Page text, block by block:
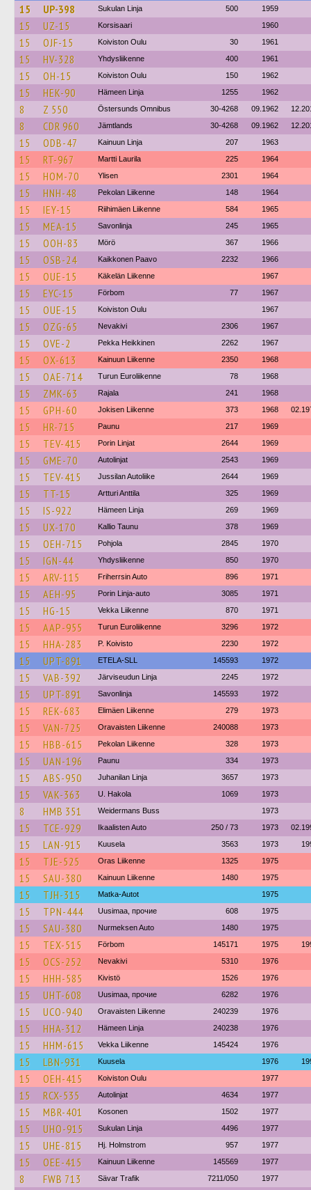
15 UP-398 Sukulan Linja 500 1959
15 UZ-15 Korsisaari 1960
15 OJF-15 Koiviston Oulu 30 1961
15 HV-328 Yhdysliikenne 400 1961
15 OH-15 Koiviston Oulu 150 1962
15 HEK-90 Hämeen Linja 1255 1962
8 Z 550 Östersunds Omnibus 30-4268 09.1962
8 CDR 960 Jämtlands 30-4268 09.1962
15 ODB-47 Kainuun Linja 207 1963
15 RT-967 Martti Laurila 225 1964
15 HOM-70 Ylisen 2301 1964
15 HNH-48 Pekolan Liikenne 148 1964
15 IEY-15 Riihimäen Liikenne 584 1965
15 MEA-15 Savonlinja 245 1965
15 OOH-83 Mörö 367 1966
15 OSB-24 Kaikkonen Paavo 2232 1966
15 OUE-15 Käkelän Liikenne 1967
15 EYC-15 Förbom 77 1967
15 OUE-15 Koiviston Oulu 1967
15 OZG-65 Nevakivi 2306 1967
15 OVE-2 Pekka Heikkinen 2262 1967
15 OX-613 Kainuun Liikenne 2350 1968
15 OAE-714 Turun Euroliikenne 78 1968
15 ZMK-63 Rajala 241 1968
15 GPH-60 Jokisen Liikenne 373 1968
15 HR-715 Paunu 217 1969
15 TEV-415 Porin Linjat 2644 1969
15 GME-70 Autolinjat 2543 1969
15 TEV-415 Jussilan Autoliike 2644 1969
15 TT-15 Artturi Anttila 325 1969
15 IS-922 Hämeen Linja 269 1969
15 UX-170 Kallio Taunu 378 1969
15 OEH-715 Pohjola 2845 1970
15 IGN-44 Yhdysliikenne 850 1970
15 ARV-115 Friherrsin Auto 896 1971
15 AEH-95 Porin Linja-auto 3085 1971
15 HG-15 Vekka Liikenne 870 1971
15 AAP-955 Turun Euroliikenne 3296 1972
15 HHA-283 P. Koivisto 2230 1972
15 UPT-891 ETELA-SLL 145593 1972
15 VAB-392 Järviseudun Linja 2245 1972
15 UPT-891 Savonlinja 145593 1972
15 REK-683 Elimäen Liikenne 279 1973
15 VAN-725 Oravaisten Liikenne 240088 1973
15 HBB-615 Pekolan Liikenne 328 1973
15 UAN-196 Paunu 334 1973
15 ABS-950 Juhanilan Linja 3657 1973
15 VAK-363 U. Hakola 1069 1973
8 HMB 351 Weidermans Buss 1973
15 TCE-929 Ikaalisten Auto 250 / 73 1973
15 LAN-915 Kuusela 3563 1973
15 TJE-525 Oras Liikenne 1325 1975
15 SAU-380 Kainuun Liikenne 1480 1975
15 TJH-315 Matka-Autot 1975
15 TPN-444 Uusimaa, прочие 608 1975
15 SAU-380 Nurmeksen Auto 1480 1975
15 TEX-515 Förbom 145171 1975
15 OCS-252 Nevakivi 5310 1976
15 HHH-585 Kivistö 1526 1976
15 UHT-608 Uusimaa, прочие 6282 1976
15 UCO-940 Oravaisten Liikenne 240239 1976
15 HHA-312 Hämeen Linja 240238 1976
15 HHM-615 Vekka Liikenne 145424 1976
15 LBN-931 Kuusela 1976
15 OEH-415 Koiviston Oulu 1977
15 RCX-535 Autolinjat 4634 1977
15 MBR-401 Kosonen 1502 1977
15 UHO-915 Sukulan Linja 4496 1977
15 UHE-815 Hj. Holmstrom 957 1977
15 OEE-415 Kainuun Liikenne 145569 1977
8 FWB 713 Sävar Trafik 7211/050 1977